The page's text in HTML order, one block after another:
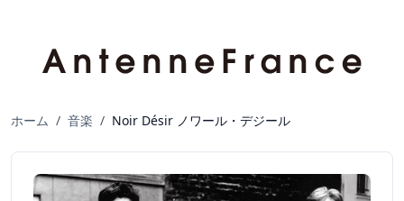
ホーム / 音楽 / Noir Désir ノワール・デジール